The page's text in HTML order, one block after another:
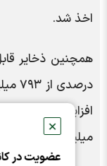
✕
عضویت در
اخذ شد.
میلیون تن به ۸۷۰ میلیون تن رسید.